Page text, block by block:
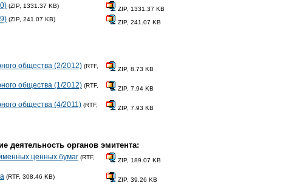
(ZIP, 1331.37 KB) ZIP, 1331.37 KB
(ZIP, 241.07 KB) ZIP, 241.07 KB
общества (2/2012) (RTF,
ZIP, 8.73 KB
общества (1/2012) (RTF,
ZIP, 7.94 KB
общества (4/2011) (RTF,
ZIP, 7.93 KB
деятельность органов эмитента:
ценных бумаг (RTF,
ZIP, 189.07 KB
(RTF, 308.46 KB) ZIP, 39.26 KB